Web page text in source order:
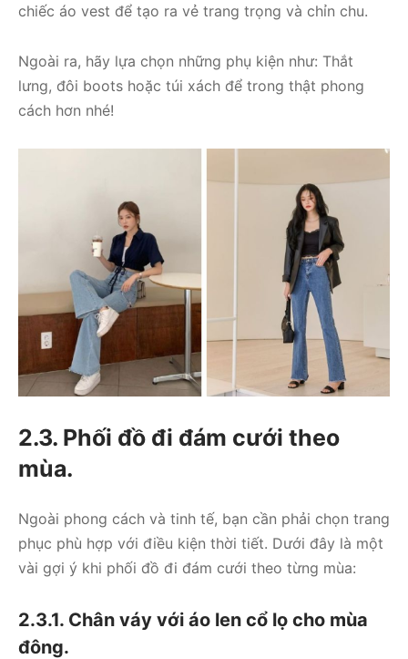
chiếc áo vest để tạo ra vẻ trang trọng và chỉn chu.
Ngoài ra, hãy lựa chọn những phụ kiện như: Thắt
lưng, đôi boots hoặc túi xách để trong thật phong
cách hơn nhé!
2.3. Phối đồ đi đám cưới theo
mùa.
Ngoài phong cách và tinh tế, bạn cần phải chọn trang
phục phù hợp với điều kiện thời tiết. Dưới đây là một
vài gợi ý khi phối đồ đi đám cưới theo từng mùa:
2.3.1. Chân váy với áo len cổ lọ cho mùa
đông.